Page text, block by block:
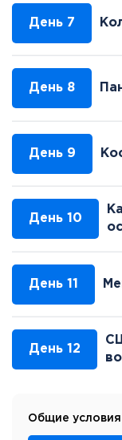
День 7
День 8
День 9
День 10
День 11
День 12
Общие условия